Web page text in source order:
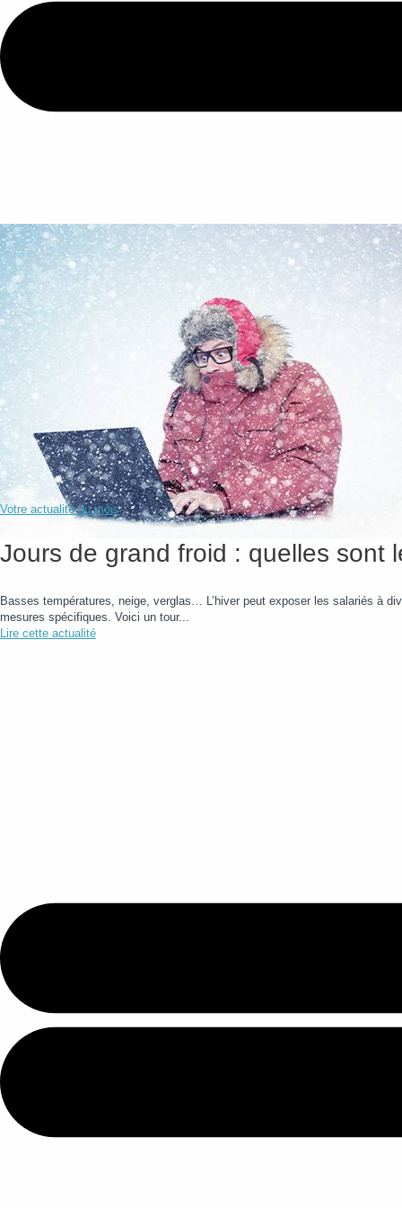
Jours de grand froid : quelles sont
Basses températures, neige, verglas… L’hiver peut exposer les salariés à
mesures spécifiques. Voici un tour...
Lire cette actualité
Votre actualité du mois